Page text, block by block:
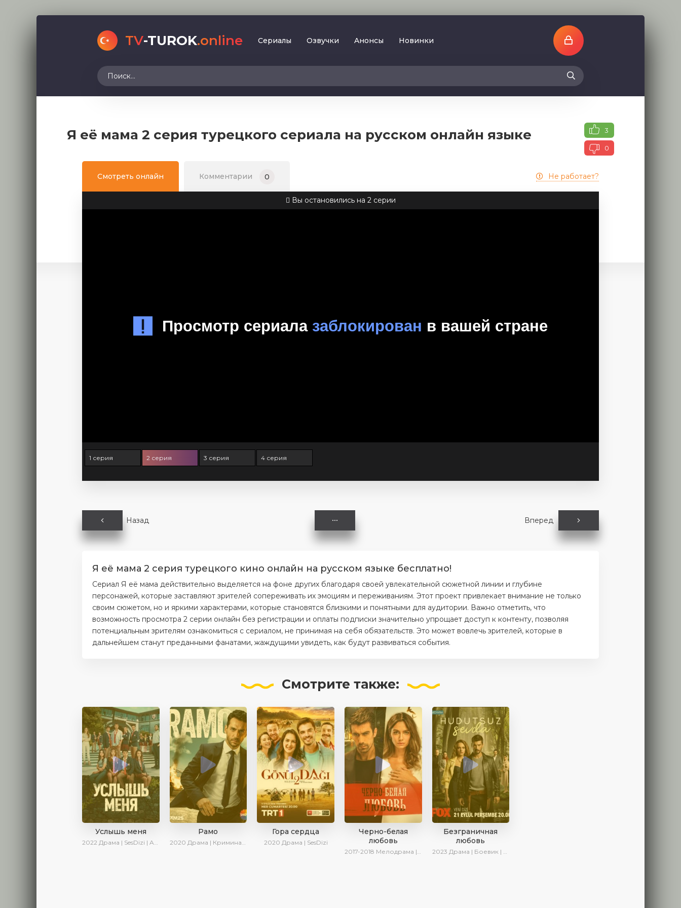
TV-TUROK.online Сериалы
Детектив
Боевик
Oзвучки
AveTurk
Aнoнcы Новинки
Я её мама 2 серия турецкого сериала на русском онлайн языке 3
0
Смотреть онлайн Комментарии 0 Не работает?
Вы остановились на 2 серии
1 серия 2 серия 3 серия 4 серия
Назад Вперед
Я её мама 2 серия турецкого кино онлайн на русском языке бесплатно!
Сериал Я её мама действительно выделяется на фоне других благодаря своей увлекательной сюжетной линии и глубине
персонажей, которые заставляют зрителей сопереживать их эмоциям и переживаниям. Этот проект привлекает внимание не только
своим сюжетом, но и яркими характерами, которые становятся близкими и понятными для аудитории. Важно отметить, что
возможность просмотра 2 серии онлайн без регистрации и оплаты подписки значительно упрощает доступ к контенту, позволяя
потенциальным зрителям ознакомиться с сериалом, не принимая на себя обязательств. Это может вовлечь зрителей, которые в
дальнейшем станут преданными фанатами, жаждущими увидеть, как будут развиваться события.
Смотрите также:
Услышь меня
2022 Драма | SesDizi | AveTurk | Turok1990
Рамо
2020 Драма | Криминал | SesDizi | Ирина Котова
Гора сердца
2020 Драма | SesDizi
Черно-белая
любовь
2017-2018 Мелодрама | Драма | Боевик | SesDizi
Безграничная
любовь
2023 Драма | Боевик | Криминал | SesDizi | Сериалы 2023